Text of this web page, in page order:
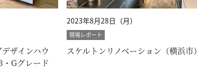
ザインハウ
Gグレード
2023年8月28日（月）
現場レポート
スケルトンリノベーション（横浜市）